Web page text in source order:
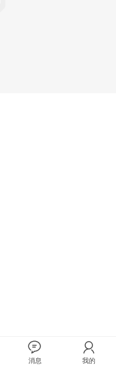
消息 我的